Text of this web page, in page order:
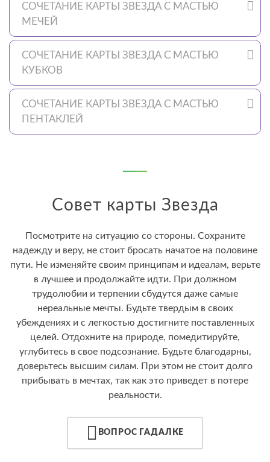
СОЧЕТАНИЕ КАРТЫ ЗВЕЗДА С МАСТЬЮ
МЕЧЕЙ
СОЧЕТАНИЕ КАРТЫ ЗВЕЗДА С МАСТЬЮ
КУБКОВ
СОЧЕТАНИЕ КАРТЫ ЗВЕЗДА С МАСТЬЮ
ПЕНТАКЛЕЙ
Совет карты Звезда
Посмотрите на ситуацию со стороны. Сохраните
надежду и веру, не стоит бросать начатое на половине
пути. Не изменяйте своим принципам и идеалам, верьте
в лучшее и продолжайте идти. При должном
трудолюбии и терпении сбудутся даже самые
нереальные мечты. Будьте твердым в своих
убеждениях и с легкостью достигните поставленных
целей. Отдохните на природе, помедитируйте,
углубитесь в свое подсознание. Будьте благодарны,
доверьтесь высшим силам. При этом не стоит долго
прибывать в мечтах, так как это приведет в потере
реальности.
ВОПРОС ГАДАЛКЕ